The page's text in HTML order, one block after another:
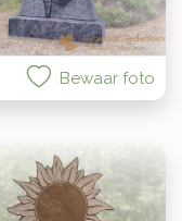
Bewaar foto